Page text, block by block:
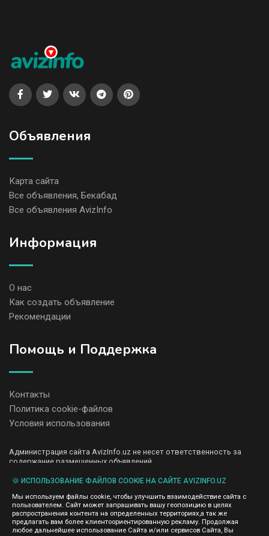
Объявления
Карта сайта
Все объявления, Бекабад
Все объявления AvizInfo
Информация
О нас
Как создать объявление
Рекомендации
Помощь и Поддержка
Контакты
Политика cookie-файлов
Условия использования
Администрация сайта AvizInfo.uz не несет ответственность за
содержание размещенных объявлений.
передаем и не продаем личную информацию зарегистрированных
правила конфиденциальности сайтов на которые ссылается
AvizInfo.uz. На некоторых страницах нашего сайта представлена
реклама Google Adsense Advertising Network. Чтобы узнать
подробней о правилах конфиденциальности Google нажмите тут
🍪 ИСПОЛЬЗОВАНИЕ ФАЙЛОВ COOKIE НА САЙТЕ AVIZINFO.UZ
Мы используем файлы cookie, чтобы улучшить взаимодействие сайта с
пользователем. Сайт может запрашивать вашу геопозицию в целях
распространения контента на определенных территориях,а так же
предлагать вам более клиентоориентированную рекламу. Продолжая
любое дальнейшее использование Сайта и/или сервисов Сайта, Вы